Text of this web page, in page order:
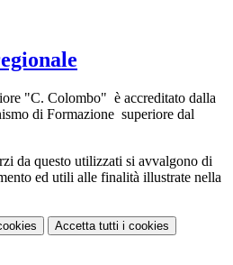
"C. Colombo" è accreditato dalla
di Formazione superiore dal
da questo utilizzati si avvalgono di
ed utili alle finalità illustrate nella
Accetta tutti i cookies